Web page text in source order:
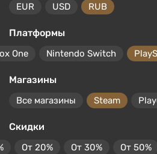
EUR USD RUB
Платформы
One Nintendo Switch
Магазины
Все магазины Steam
Скидки
От 20% От 30% От 50%